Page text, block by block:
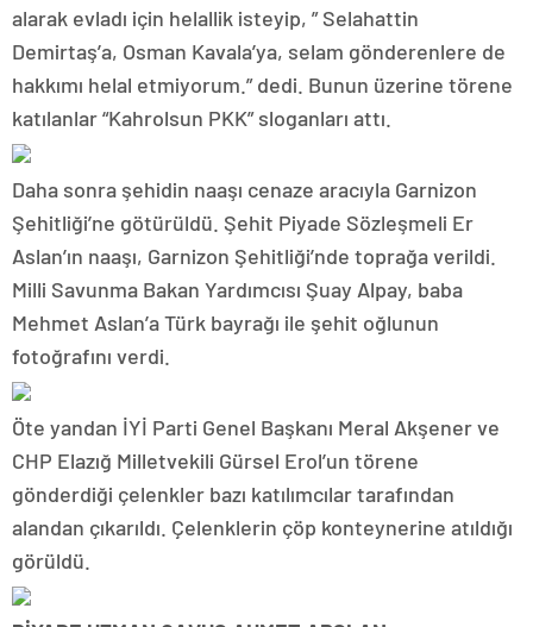
alarak evladı için helallik isteyip, ” Selahattin
Demirtaş’a, Osman Kavala’ya, selam gönderenlere de
hakkımı helal etmiyorum.” dedi. Bunun üzerine törene
katılanlar “Kahrolsun PKK” sloganları attı.
Daha sonra şehidin naaşı cenaze aracıyla Garnizon
Şehitliği’ne götürüldü. Şehit Piyade Sözleşmeli Er
Aslan’ın naaşı, Garnizon Şehitliği’nde toprağa verildi.
Milli Savunma Bakan Yardımcısı Şuay Alpay, baba
Mehmet Aslan’a Türk bayrağı ile şehit oğlunun
fotoğrafını verdi.
Öte yandan İYİ Parti Genel Başkanı Meral Akşener ve
CHP Elazığ Milletvekili Gürsel Erol’un törene
gönderdiği çelenkler bazı katılımcılar tarafından
alandan çıkarıldı. Çelenklerin çöp konteynerine atıldığı
görüldü.